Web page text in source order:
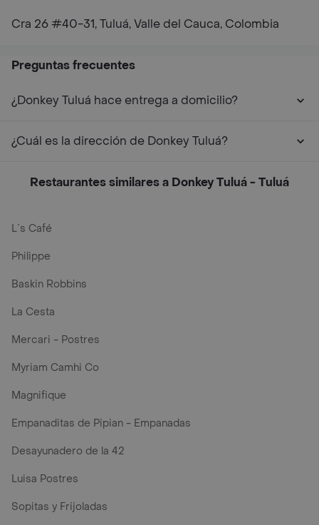
Cra 26 #40-31, Tuluá, Valle del Cauca, Colombia
Preguntas frecuentes
¿Donkey Tuluá hace entrega a domicilio?
¿Cuál es la dirección de Donkey Tuluá?
Restaurantes similares a Donkey Tuluá - Tuluá
L´s Café
Philippe
Baskin Robbins
La Cesta
Mercari - Postres
Myriam Camhi Co
Magnifique
Empanaditas de Pipian - Empanadas
Desayunadero de la 42
Luisa Postres
Sopitas y Frijoladas